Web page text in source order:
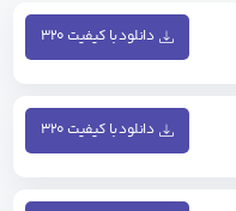
دانلود با کیفیت ۳۲۰
دانلود با کیفیت ۳۲۰